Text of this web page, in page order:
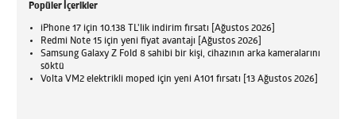
Popüler İçerikler
iPhone 17 için 10.138 TL'lik indirim fırsatı [Ağustos 2026]
Redmi Note 15 için yeni fiyat avantajı [Ağustos 2026]
Samsung Galaxy Z Fold 8 sahibi bir kişi, cihazının arka kameralarını
söktü
Volta VM2 elektrikli moped için yeni A101 fırsatı [13 Ağustos 2026]